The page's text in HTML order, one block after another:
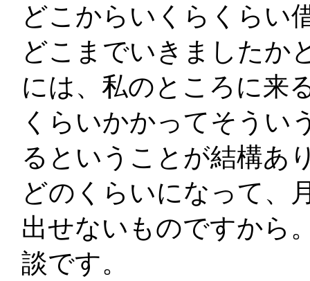
どこからいくらくらい
どこまでいきましたか
には、私のところに来
くらいかかってそうい
るということが結構あ
どのくらいになって、
出せないものですから
談です。